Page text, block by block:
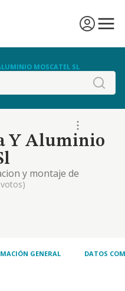
MOSCATEL SL
Y Aluminio
y montaje de
hierro y cristal, asi
para el
decoracion,
y reformas de
c
GENERAL DATOS